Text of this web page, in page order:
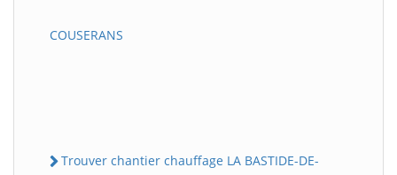
COUSERANS
Trouver chantier chauffage LA BASTIDE-DE-